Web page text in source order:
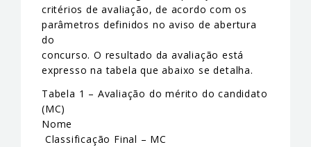
critérios de avaliação, de acordo com os
parâmetros definidos no aviso de abertura
do
concurso. O resultado da avaliação está
expresso na tabela que abaixo se detalha.
Tabela 1 – Avaliação do mérito do candidato
(MC)
Nome
Classificação Final – MC